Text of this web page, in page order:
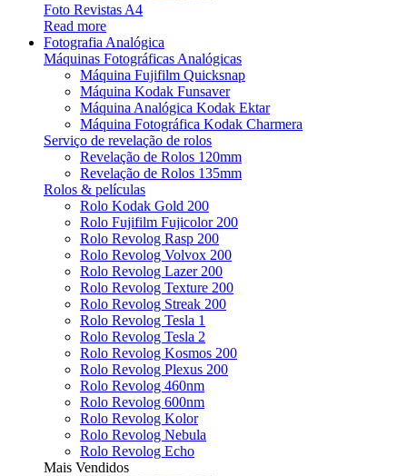
Foto Revistas A4
Read more
Fotografia Analógica
Máquinas Fotográficas Analógicas
Máquina Fujifilm Quicksnap
Máquina Kodak Funsaver
Máquina Analógica Kodak Ektar
Máquina Fotográfica Kodak Charmera
Serviço de revelação de rolos
Revelação de Rolos 120mm
Revelação de Rolos 135mm
Rolos & películas
Rolo Kodak Gold 200
Rolo Fujifilm Fujicolor 200
Rolo Revolog Rasp 200
Rolo Revolog Volvox 200
Rolo Revolog Lazer 200
Rolo Revolog Texture 200
Rolo Revolog Streak 200
Rolo Revolog Tesla 1
Rolo Revolog Tesla 2
Rolo Revolog Kosmos 200
Rolo Revolog Plexus 200
Rolo Revolog 460nm
Rolo Revolog 600nm
Rolo Revolog Kolor
Rolo Revolog Nebula
Rolo Revolog Echo
Mais Vendidos